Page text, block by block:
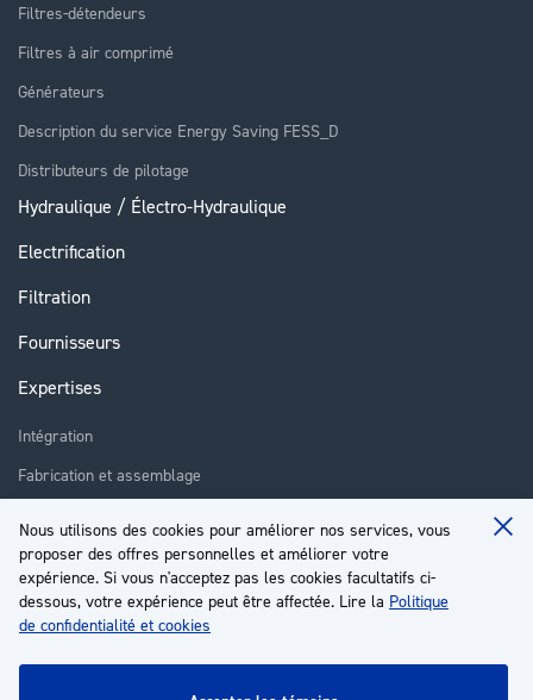
Nous utilisons des cookies pour améliorer nos services, vous
proposer des offres personnelles et améliorer votre
expérience. Si vous n'acceptez pas les cookies facultatifs ci-
dessous, votre expérience peut être affectée. Lire la Politique
de confidentialité et cookies
Filtres-détendeurs
Filtres à air comprimé
Générateurs
Description du service Energy Saving FESS_D
Distributeurs de pilotage
Hydraulique / Électro-Hydraulique
Electrification
Filtration
Fournisseurs
Expertises
Intégration
Fabrication et assemblage
Réparation
Formation
À propos
Service client